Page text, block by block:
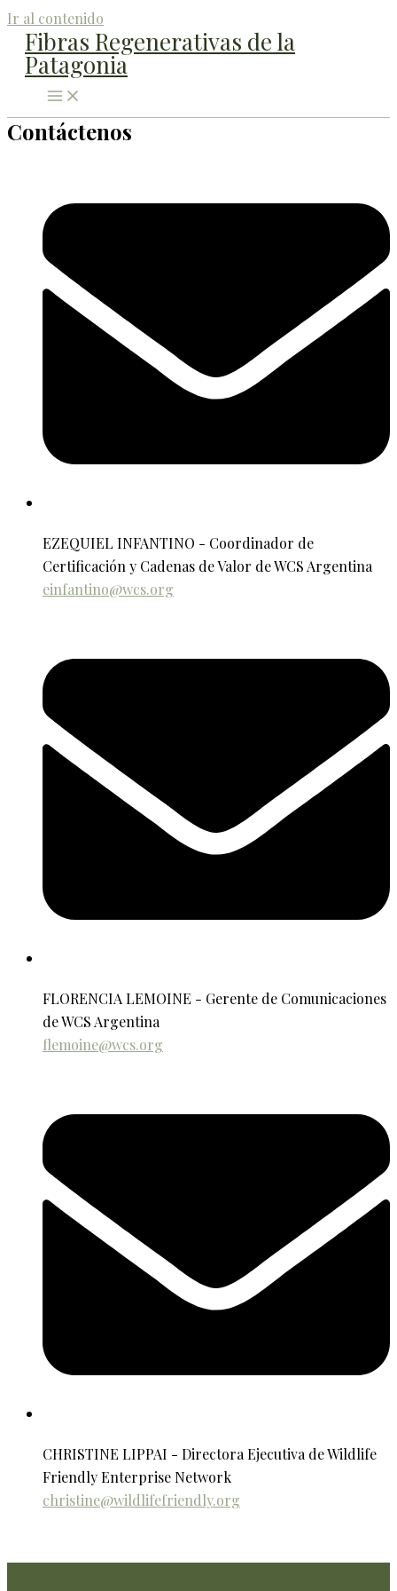
Ir al contenido
Fibras Regenerativas de la
Patagonia
Contáctenos
EZEQUIEL INFANTINO - Coordinador de
Certificación y Cadenas de Valor de WCS Argentina
einfantino@wcs.org
FLORENCIA LEMOINE - Gerente de Comunicaciones
de WCS Argentina
flemoine@wcs.org
CHRISTINE LIPPAI - Directora Ejecutiva de Wildlife
Friendly Enterprise Network
christine@wildlifefriendly.org